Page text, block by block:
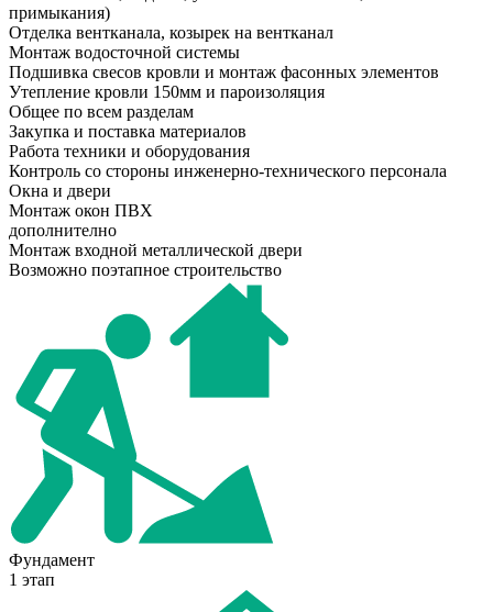
примыкания)
Отделка вентканала, козырек на вентканал
Монтаж водосточной системы
Подшивка свесов кровли и монтаж фасонных элементов
Утепление кровли 150мм и пароизоляция
Общее по всем разделам
Закупка и поставка материалов
Работа техники и оборудования
Контроль со стороны инженерно-технического персонала
Окна и двери
Монтаж окон ПВХ
дополнително
Монтаж входной металлической двери
Возможно поэтапное строительство
Фундамент
1 этап